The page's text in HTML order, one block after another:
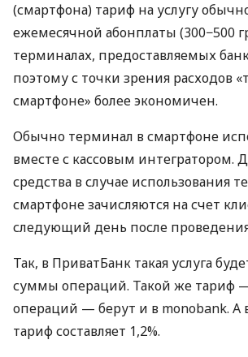
(смартфона) тариф на услугу
ежемесячной абонплаты (300−500
терминалах, предоставляемых
поэтому с точки зрения расходов
смартфоне» более экономичен.
Обычно терминал в смартфоне
вместе с кассовым интегратором.
средства в случае использования
смартфоне зачисляются на счет
следующий день после
Так, в ПриватБанк такая услуга
суммы операций. Такой же тариф
операций — берут и в monobank. А
тариф составляет 1,2%.